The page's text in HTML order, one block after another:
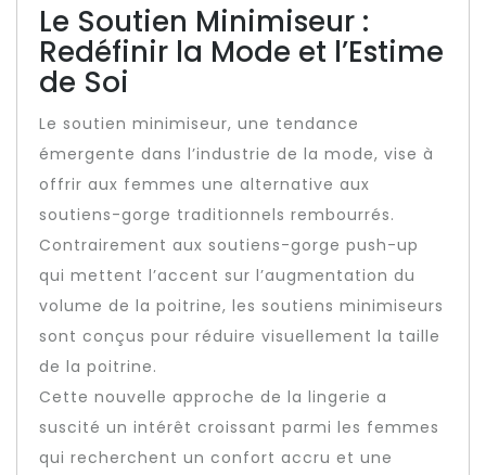
Le Soutien Minimiseur :
Redéfinir la Mode et l’Estime
de Soi
Le soutien minimiseur, une tendance
émergente dans l’industrie de la mode, vise à
offrir aux femmes une alternative aux
soutiens-gorge traditionnels rembourrés.
Contrairement aux soutiens-gorge push-up
qui mettent l’accent sur l’augmentation du
volume de la poitrine, les soutiens minimiseurs
sont conçus pour réduire visuellement la taille
de la poitrine.
Cette nouvelle approche de la lingerie a
suscité un intérêt croissant parmi les femmes
qui recherchent un confort accru et une